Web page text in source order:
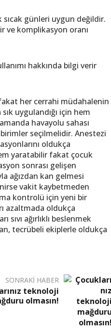
sıcak günleri uygun değildir.
ve komplikasyon oranı
hakkında bilgi verir
her cerrahi müdahalenin
uygulandığı için hem
havayolu sahası
seçilmelidir. Anestezi
oldukça
yaratabilir fakat çocuk
sonrası gelişen
ağızdan kan gelmesi
vakit kaybetmeden
kontrolü için yeni bir
azaltmada oldukça
sıvı ağırlıklı beslenmek
tecrübeli ekiplerle oldukça
SONRAKI HABER
teknoloji
olmasın!